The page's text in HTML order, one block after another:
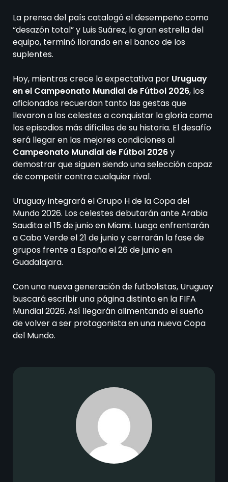
La prensa del país catalogó el desempeño como
“desazón total” y Luis Suárez, la gran estrella del
equipo, terminó llorando en el banco de los
suplentes.
Hoy, mientras crece la expectativa por Uruguay
en el Campeonato Mundial de Fútbol 2026, los
aficionados recuerdan tanto las gestas que
llevaron a los celestes a conquistar la gloria como
los episodios más difíciles de su historia. El desafío
será llegar en las mejores condiciones al
Campeonato Mundial de Fútbol 2026y
demostrar que siguen siendo una selección capaz
de competir contra cualquier rival.
Uruguay integrará el Grupo H de la Copa del
Mundo 2026. Los celestes debutarán ante Arabia
Saudita el 15 de junio en Miami. Luego enfrentarán
a Cabo Verde el 21 de junio y cerrarán la fase de
grupos frente a España el 26 de junio en
Guadalajara.
Con una nueva generación de futbolistas, Uruguay
buscará escribir una página distinta en la FIFA
Mundial 2026. Así llegarán alimentando el sueño
de volver a ser protagonista en una nueva Copa
del Mundo.